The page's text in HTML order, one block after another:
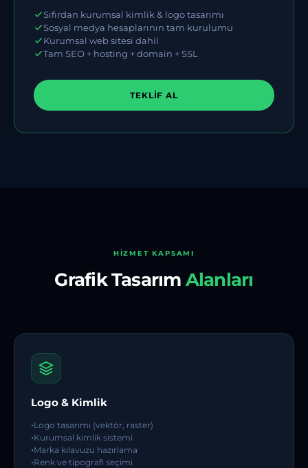
Sıfırdan kurumsal kimlik & logo tasarımı
Sosyal medya hesaplarının tam kurulumu
Kurumsal web sitesi dahil
Tam SEO + hosting + domain + SSL
TEKLIF AL
HIZMET KAPSAMI
Grafik Tasarım Alanları
Logo & Kimlik
Logo tasarımı (vektör, raster)
Kurumsal kimlik sistemi
Marka kılavuzu hazırlama
Renk ve tipografi seçimi